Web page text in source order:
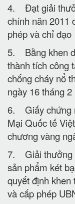
4. Đạt giải
chính năn 2011
phép và chỉ đạo
5. Bằng khen
thành tích công
chống cháy nổ
ngày 16 tháng
6. Giấy chứng
Mại Quốc tế
chương vàng
7. Giải thưởng
sản phẩm két
quyết định
và cấp phép